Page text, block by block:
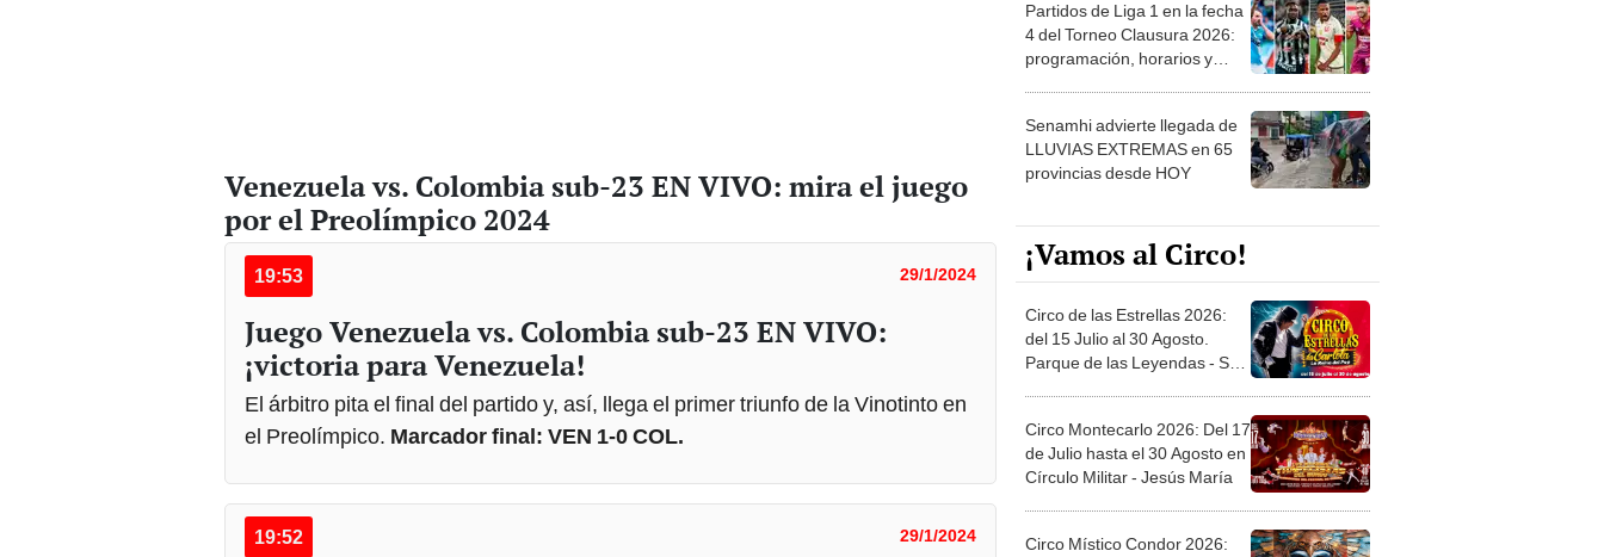
Venezuela vs. Colombia sub-23 EN VIVO: mira el juego
por el Preolímpico 2024
19:53 29/1/2024
Juego Venezuela vs. Colombia sub-23 EN VIVO:
¡victoria para Venezuela!
El árbitro pita el final del partido y, así, llega el primer triunfo de la Vinotinto en
el Preolímpico. Marcador final: VEN 1-0 COL.
19:52 29/1/2024
Partidos de Liga 1 en la fecha
4 del Torneo Clausura 2026:
programación, horarios y
Senamhi advierte llegada de
LLUVIAS EXTREMAS en 65
provincias desde HOY
¡Vamos al Circo!
Circo de las Estrellas 2026:
del 15 Julio al 30 Agosto.
Parque de las Leyendas - San
Circo Montecarlo 2026: Del 17
de Julio hasta el 30 Agosto en
Círculo Militar - Jesús María
Circo Místico Condor 2026: